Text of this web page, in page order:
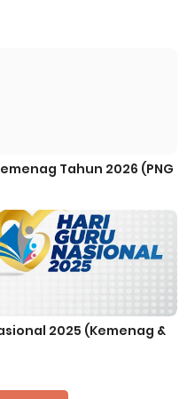
Tahun 2026 (PNG
2025 (Kemenag &